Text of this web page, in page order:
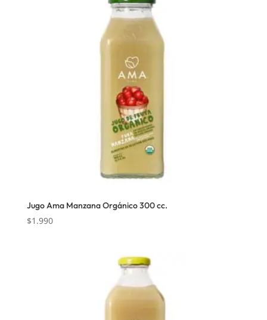
Jugo Ama Manzana Orgánico 300 cc.
$1.990